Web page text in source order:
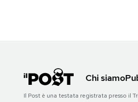
Area Personale
Newsletter
Chi siamo
Il Post è una testata registrata presso il